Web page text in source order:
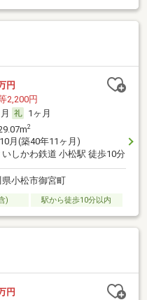
円
2,200円
1ヶ月
2
月(築40年11ヶ月)
いしかわ鉄道 小松駅 徒歩10分
県小松市御宮町
) 駅から徒歩10分以内
円